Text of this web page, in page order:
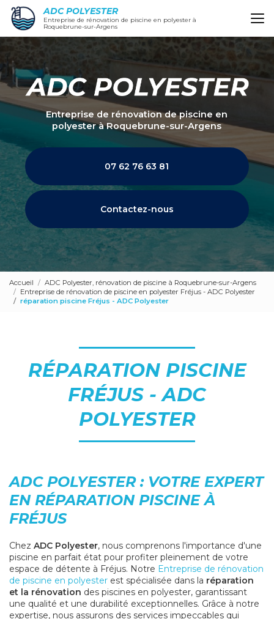
Aller
contenu
principal
ADC POLYESTER
Entreprise de rénovation de piscine en polyester à
Roquebrune-sur-Argens
Entreprise de rénovation de piscine en
polyesterà Roquebrune-sur-Argens
07 62 76 63 81
Contactez-nous
Accueil
ADC Polyester, rénovation de piscine à Roquebrune-sur-Argens
Entreprise de rénovation de piscine en polyester Fréjus - ADC Polyester
réparation piscine Fréjus - ADC Polyester
RÉPARATION PISCINE
FRÉJUS - ADC
POLYESTER
ADC POLYESTER : VOTRE EXPERT
EN RÉPARATION PISCINE À
FRÉJUS
Chez ADC Polyester, nous comprenons l'importance d'une
piscine en parfait état pour profiter pleinement de votre
espace de détente à Fréjus. Notre Entreprise de rénovation
de piscine en polyester est spécialisée dans la réparation
et la rénovation des piscines en polyester, garantissant
une qualité et une durabilité exceptionnelles. Grâce à notre
expertise, nous assurons des services impeccables qui